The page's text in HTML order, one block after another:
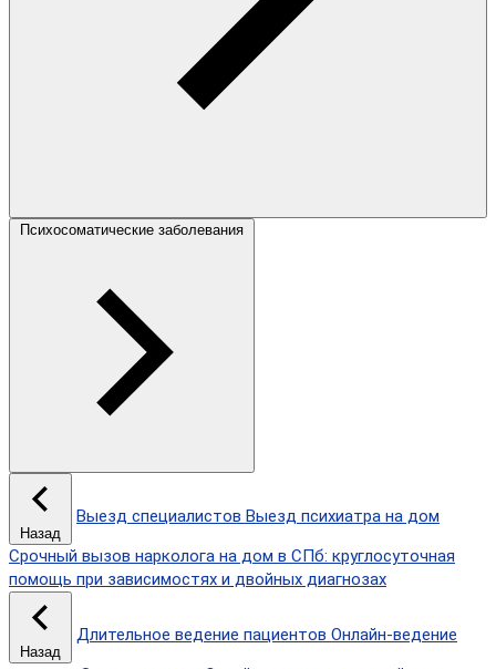
Психосоматические заболевания
Назад
Выезд специалистов Выезд психиатра на дом
Срочный вызов нарколога на дом в СПб: круглосуточная
помощь при зависимостях и двойных диагнозах
Назад
Длительное ведение пациентов Онлайн-ведение